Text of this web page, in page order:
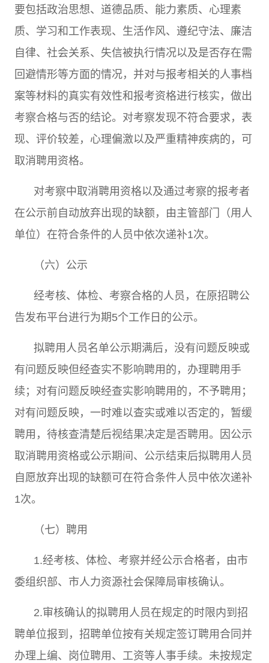
要包括政治思想、道德品质、能力素质、心理素
质、学习和工作表现、生活作风、遵纪守法、廉洁
自律、社会关系、失信被执行情况以及是否存在需
回避情形等方面的情况，并对与报考相关的人事档
案等材料的真实有效性和报考资格进行核实，做出
考察合格与否的结论。对考察发现不符合要求，表
现、评价较差，心理偏激以及严重精神疾病的，可
取消聘用资格。
对考察中取消聘用资格以及通过考察的报考者
在公示前自动放弃出现的缺额，由主管部门（用人
单位）在符合条件的人员中依次递补1次。
（六）公示
经考核、体检、考察合格的人员，在原招聘公
告发布平台进行为期5个工作日的公示。
拟聘用人员名单公示期满后，没有问题反映或
有问题反映但经查实不影响聘用的，办理聘用手
续；对有问题反映经查实影响聘用的，不予聘用；
对有问题反映，一时难以查实或难以否定的，暂缓
聘用，待核查清楚后视结果决定是否聘用。因公示
取消聘用资格或公示期间、公示结束后拟聘用人员
自愿放弃出现的缺额可在符合条件人员中依次递补
1次。
（七）聘用
1.经考核、体检、考察并经公示合格者，由市
委组织部、市人力资源社会保障局审核确认。
2.审核确认的拟聘用人员在规定的时限内到招
聘单位报到，招聘单位按有关规定签订聘用合同并
办理上编、岗位聘用、工资等人事手续。未按规定